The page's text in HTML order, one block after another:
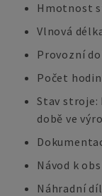
Hmotnost
Vlnová
Provozní
Počet
Stav stroje:
době ve
Návod k
Náhradní